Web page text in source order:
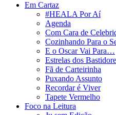
Em Cartaz
#HEALA Por Aí
Agenda
Com Cara de
Cozinhando Para o
E o Oscar Vai Para…
Estrelas dos
Fã de Carteirinha
Puxando Assunto
Recordar é Viver
Tapete Vermelho
Foco na Leitura